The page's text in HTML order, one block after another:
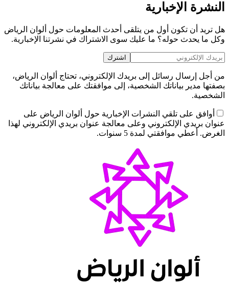
النشرة الإخبارية
هل تريد أن تكون أول من يتلقى أحدث المعلومات حول ألوان الرياض
وكل ما يحدث حوله؟ ما عليك سوى الاشتراك في نشرتنا الإخبارية.
اشترك
من أجل إرسال رسائل إلى بريدك الإلكتروني، تحتاج ألوان الرياض،
بصفتها مدير بياناتك الشخصية، إلى موافقتك على معالجة بياناتك
الشخصية.
أوافق على تلقي النشرات الإخبارية حول ألوان الرياض على
عنوان بريدي الإلكتروني وعلى معالجة عنوان بريدي الإلكتروني لهذا
الغرض. أعطي موافقتي لمدة 5 سنوات.